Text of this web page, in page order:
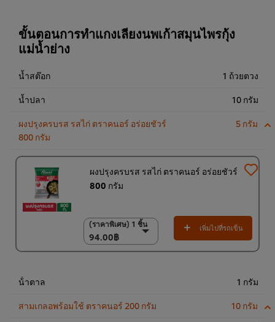
ขั้นตอนการทำแกงเลียงนพเก้าสมุนไพรกุ้ง
แม่น้ำย่าง
น้ำสต๊อก 1 ถ้วยตวง
น้ำปลา 10 กรัม
ผงปรุงครบรส รสไก่ ตราคนอร์ อร่อยชัวร์
800 กรัม
5 กรัม
ผงปรุงครบรส รสไก่ ตราคนอร์ อร่อยชัวร์
800 กรัม
(ราคาพิเศษ) 1 ชิ้น
94.00฿
(ราคาพิเศษ) 1 ชิ้น
94.00฿
(ราคาพิเศษ) แพ็ค 10
เพิ่มไปที่รถเข็น
น้ําตาล 1 กรัม
สามเกลอพร้อมใช้ ตราคนอร์ 200 กรัม 10 กรัม